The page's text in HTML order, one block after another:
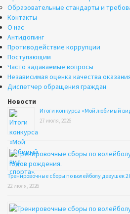
Образовательные стандарты и
Контакты
О нас
Антидопинг
Противодействие коррупции
Поступающим
Часто задаваемые вопросы
Независимая оценка качества
Диспетчер обращения граждан
Новости
Итоги конкурса «Мой любимый
27 июля, 2026
Тренировочные сборы по волейболу девушек
22 июля, 2026